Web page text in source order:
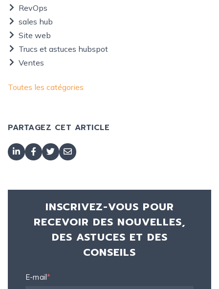
RevOps
sales hub
Site web
Trucs et astuces hubspot
Ventes
Toutes les catégories
PARTAGEZ CET ARTICLE
INSCRIVEZ-VOUS POUR
RECEVOIR DES NOUVELLES,
DES ASTUCES ET DES
CONSEILS
E-mail*